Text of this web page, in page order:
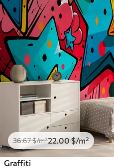
36.67$/m²22.00 $/m²
Graffiti